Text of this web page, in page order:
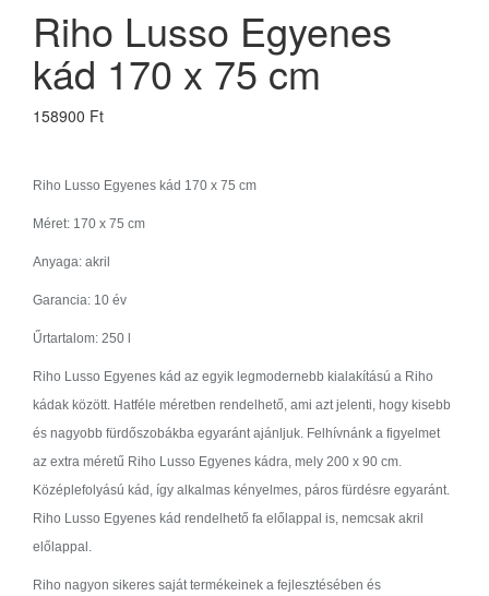
Riho Lusso Egyenes
kád 170 x 75 cm
158900 Ft
Riho Lusso Egyenes kád 170 x 75 cm
Méret: 170 x 75 cm
Anyaga: akril
Garancia: 10 év
Űrtartalom: 250 l
Riho Lusso Egyenes kád az egyik legmodernebb kialakítású a Riho
kádak között. Hatféle méretben rendelhető, ami azt jelenti, hogy kisebb
és nagyobb fürdőszobákba egyaránt ajánljuk. Felhívnánk a figyelmet
az extra méretű Riho Lusso Egyenes kádra, mely 200 x 90 cm.
Középlefolyású kád, így alkalmas kényelmes, páros fürdésre egyaránt.
Riho Lusso Egyenes kád rendelhető fa előlappal is, nemcsak akril
előlappal.
Riho nagyon sikeres saját termékeinek a fejlesztésében és